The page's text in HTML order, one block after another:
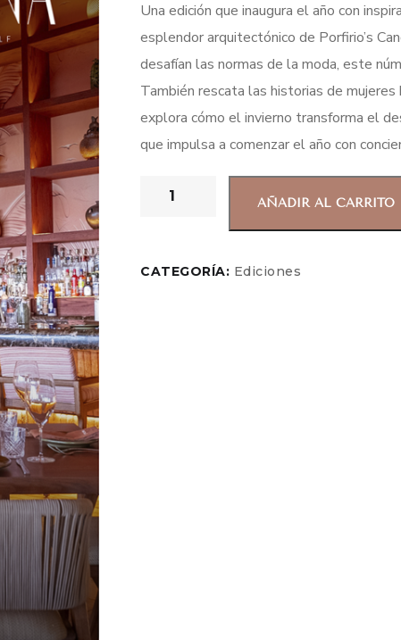
Una edición que inaugura el año con
esplendor arquitectónico de Porfirio’s
desafían las normas de la moda, este
También rescata las historias de
explora cómo el invierno transforma el
que impulsa a comenzar el año con
AÑADIR AL CARRITO
CATEGORÍA: Ediciones